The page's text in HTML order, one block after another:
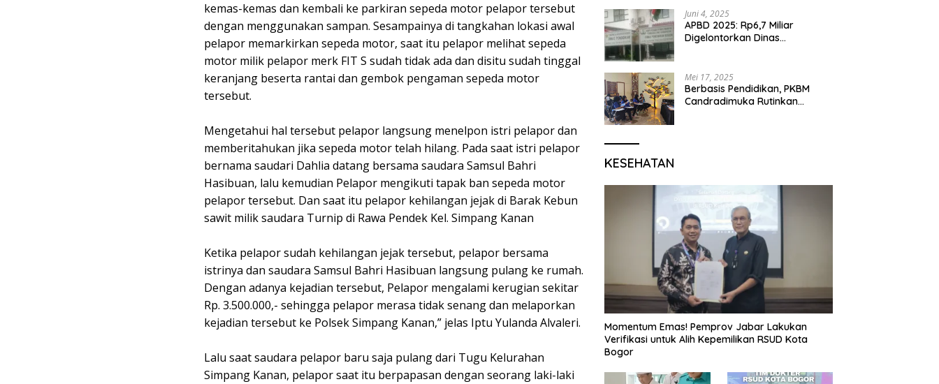
kemas-kemas dan kembali ke parkiran sepeda motor pelapor tersebut
dengan menggunakan sampan. Sesampainya di tangkahan lokasi awal
pelapor memarkirkan sepeda motor, saat itu pelapor melihat sepeda
motor milik pelapor merk FIT S sudah tidak ada dan disitu sudah tinggal
keranjang beserta rantai dan gembok pengaman sepeda motor
tersebut.
Mengetahui hal tersebut pelapor langsung menelpon istri pelapor dan
memberitahukan jika sepeda motor telah hilang. Pada saat istri pelapor
bernama saudari Dahlia datang bersama saudara Samsul Bahri
Hasibuan, lalu kemudian Pelapor mengikuti tapak ban sepeda motor
pelapor tersebut. Dan saat itu pelapor kehilangan jejak di Barak Kebun
sawit milik saudara Turnip di Rawa Pendek Kel. Simpang Kanan
Ketika pelapor sudah kehilangan jejak tersebut, pelapor bersama
istrinya dan saudara Samsul Bahri Hasibuan langsung pulang ke rumah.
Dengan adanya kejadian tersebut, Pelapor mengalami kerugian sekitar
Rp. 3.500.000,- sehingga pelapor merasa tidak senang dan melaporkan
kejadian tersebut ke Polsek Simpang Kanan,” jelas Iptu Yulanda Alvaleri.
Lalu saat saudara pelapor baru saja pulang dari Tugu Kelurahan
Simpang Kanan, pelapor saat itu berpapasan dengan seorang laki-laki
01 Karang Segar
Juni 4, 2025
APBD 2025: Rp6,7 Miliar
Digelontorkan Dinas
Mei 17, 2025
Berbasis Pendidikan, PKBM
Candradimuka Rutinkan
KESEHATAN
Momentum Emas! Pemprov Jabar Lakukan
Verifikasi untuk Alih Kepemilikan RSUD Kota
Bogor